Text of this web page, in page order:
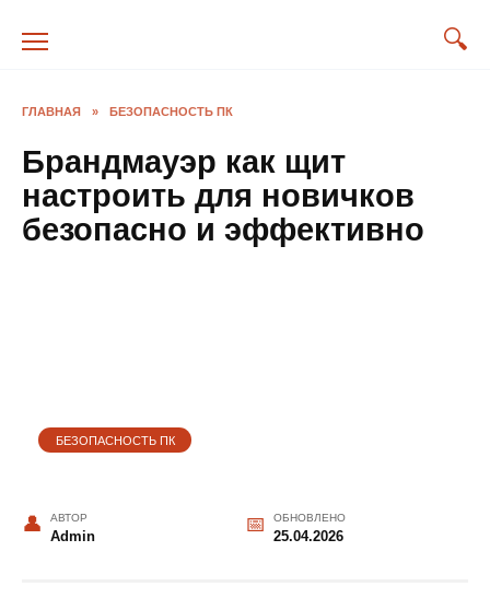
ГЛАВНАЯ » БЕЗОПАСНОСТЬ ПК
Брандмауэр как щит
настроить для новичков
безопасно и эффективно
БЕЗОПАСНОСТЬ ПК
АВТОР
Admin
ОБНОВЛЕНО
25.04.2026